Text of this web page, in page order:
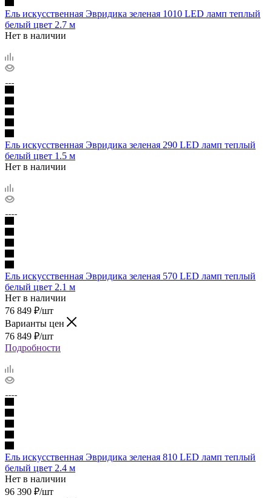
Ель искусственная Эвридика зеленая 1010 LED ламп теплый
белый цвет 2.7 м
Нет в наличии
Ель искусственная Эвридика зеленая 290 LED ламп теплый
белый цвет 1.5 м
Нет в наличии
Ель искусственная Эвридика зеленая 570 LED ламп теплый
белый цвет 2.1 м
Нет в наличии
76 849 ₽/шт
Варианты цен
76 849 ₽/шт
Подробности
Ель искусственная Эвридика зеленая 810 LED ламп теплый
белый цвет 2.4 м
Нет в наличии
96 390 ₽/шт